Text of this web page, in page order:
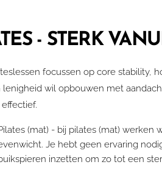
- STERK
focussen op core stability,
lenigheid wil opbouwen met
(mat) - bij pilates (mat)
Je hebt geen ervaring
inzetten om zo tot een